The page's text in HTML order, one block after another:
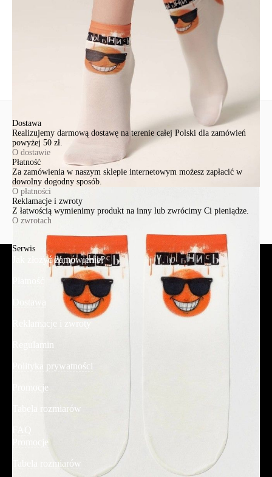
Ten produkt nie ma pytań Możesz zadać pytanie, klikając przycisk
Dostawa
Realizujemy darmową dostawę na terenie całej Polski dla zamówień
powyżej 50 zł.
O dostawie
Płatność
Za zamówienia w naszym sklepie internetowym możesz zapłacić w
dowolny dogodny sposób.
O płatności
Reklamacje i zwroty
Z łatwością wymienimy produkt na inny lub zwrócimy Ci pieniądze.
O zwrotach
Serwis
Jak złożyć zamówienie?
Reklamacje i zwroty
Regulamin
Polityka prywatności
Promocje
Tabela rozmiarów
Promocje
Tabela rozmiarów